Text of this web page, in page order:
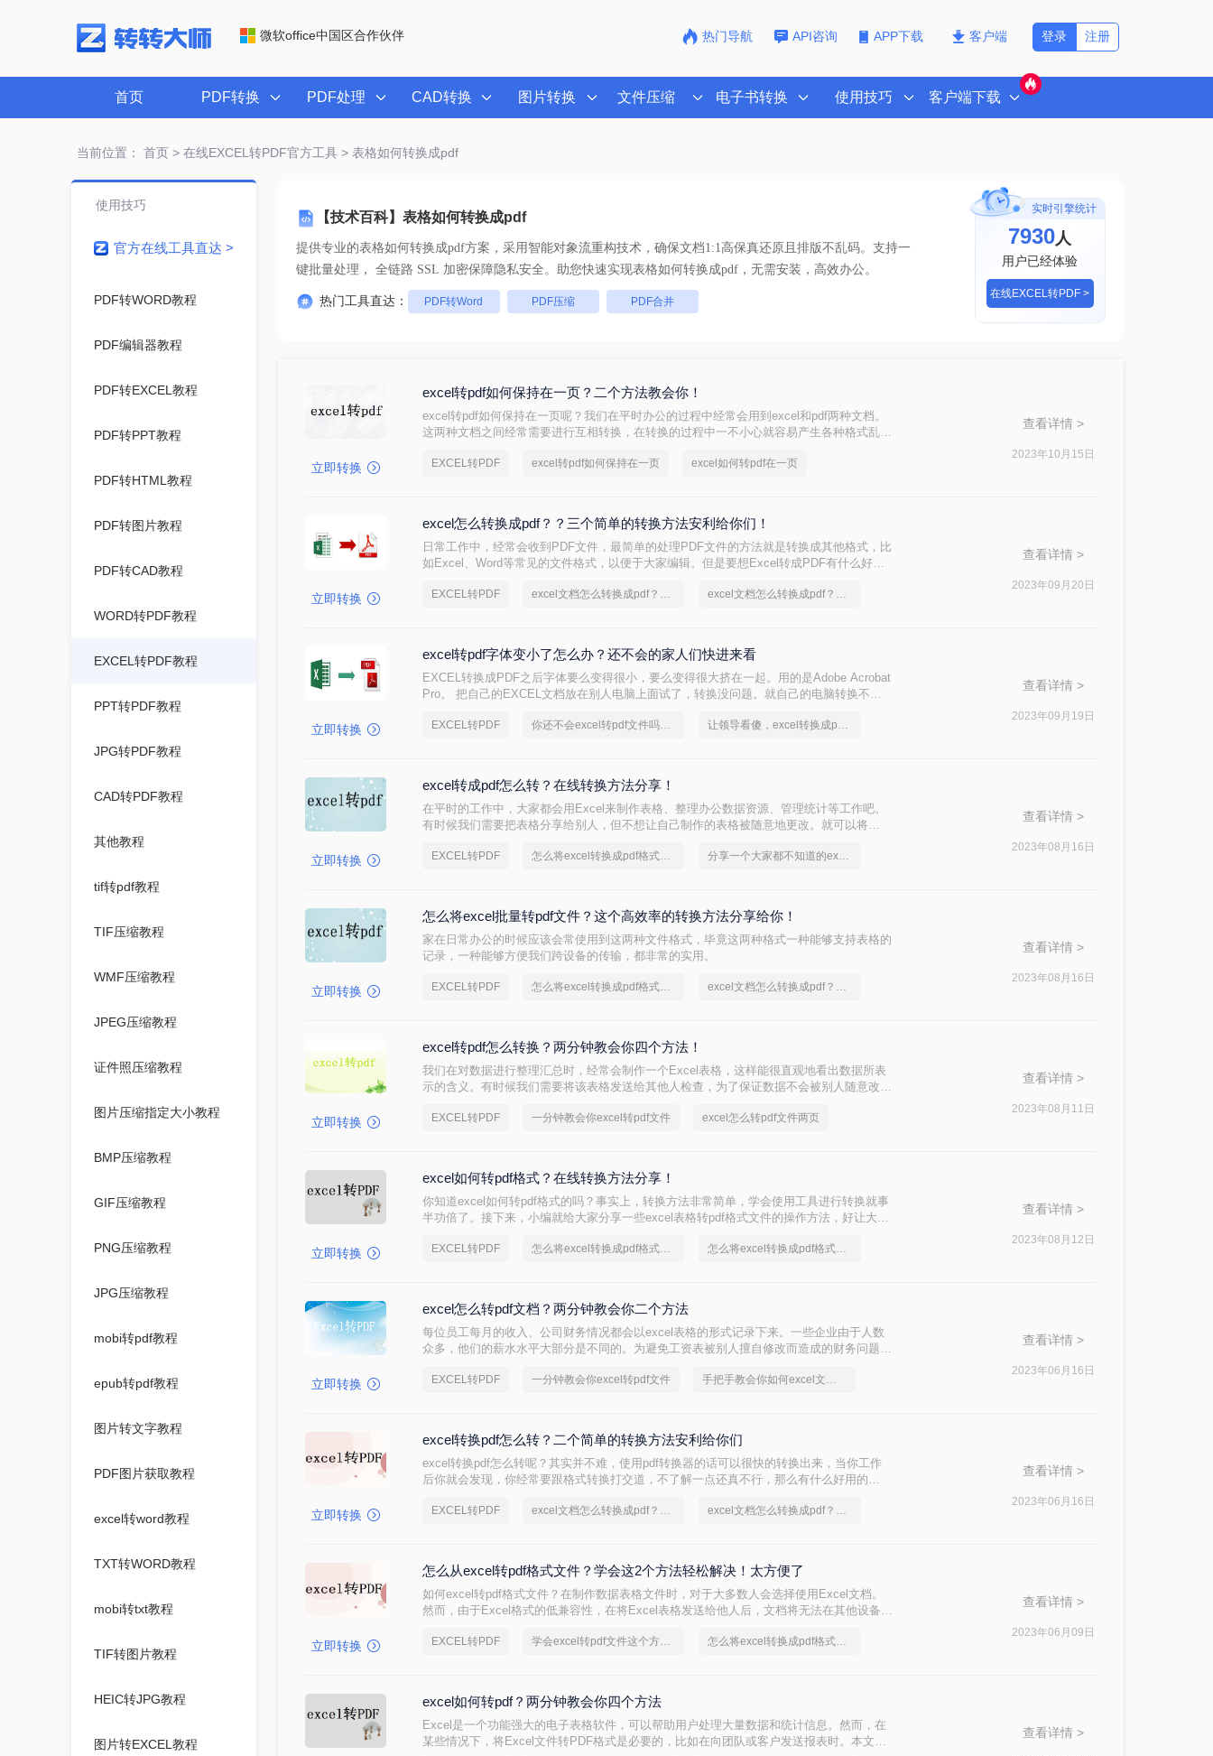
微软office中国区合作伙伴 热门导航 API咨询 APP下载 客户端 注册
登录
首页 PDF转换 PDF处理 CAD转换 图片转换 文件压缩 电子书转换 使用技巧 客户端下载
当前位置： 首页> 在线EXCEL转PDF官方工具> 表格如何转换成pdf
【技术百科】表格如何转换成pdf
提供专业的表格如何转换成pdf方案，采用智能对象流重构技术，确保文档1:1高保真还原且排版不乱码。支持一
键批量处理， 全链路 SSL 加密保障隐私安全。助您快速实现表格如何转换成pdf，无需安装，高效办公。
热门工具直达： PDF转Word PDF压缩 PDF合并
实时引擎统计
7930人
用户已经体验
在线EXCEL转PDF >
使用技巧
官方在线工具直达 >
PDF转WORD教程
PDF编辑器教程
PDF转EXCEL教程
PDF转PPT教程
PDF转HTML教程
PDF转图片教程
PDF转CAD教程
WORD转PDF教程
EXCEL转PDF教程
PPT转PDF教程
JPG转PDF教程
CAD转PDF教程
其他教程
tif转pdf教程
TIF压缩教程
WMF压缩教程
JPEG压缩教程
证件照压缩教程
图片压缩指定大小教程
BMP压缩教程
GIF压缩教程
PNG压缩教程
JPG压缩教程
mobi转pdf教程
epub转pdf教程
图片转文字教程
PDF图片获取教程
excel转word教程
TXT转WORD教程
mobi转txt教程
TIF转图片教程
HEIC转JPG教程
图片转EXCEL教程
立即转换
excel转pdf如何保持在一页？二个方法教会你！
excel转pdf如何保持在一页呢？我们在平时办公的过程中经常会用到excel和pdf两种文档。
这两种文档之间经常需要进行互相转换，在转换的过程中一不小心就容易产生各种格式乱
十分重要，今天就为大家整理了二种excel转pdf不分页的方法。一起来看一下吧。
EXCEL转PDF excel转pdf如何保持在一页 excel如何转pdf在一页
查看详情 >
2023年10月15日
立即转换
excel怎么转换成pdf？？三个简单的转换方法安利给你们！
日常工作中，经常会收到PDF文件，最简单的处理PDF文件的方法就是转换成其他格式，比
如Excel、Word等常见的文件格式，以便于大家编辑。但是要想Excel转成PDF有什么好方
EXCEL转PDF excel文档怎么转换成pdf？简单易学的方法 excel文档怎么转换成pdf？简单高效的恢复方法
查看详情 >
2023年09月20日
立即转换
excel转pdf字体变小了怎么办？还不会的家人们快进来看
EXCEL转换成PDF之后字体要么变得很小，要么变得很大挤在一起。用的是Adobe Acrobat
Pro。 把自己的EXCEL文档放在别人电脑上面试了，转换没问题。就自己的电脑转换不
题，今天突然就变成这样子了。EXCEL预览时字体没问题，只是彩色部分变成了黑白。求
EXCEL转PDF 你还不会excel转pdf文件吗？快来学习 让领导看傻，excel转换成pdf原来这么快
查看详情 >
2023年09月19日
立即转换
excel转成pdf怎么转？在线转换方法分享！
在平时的工作中，大家都会用Excel来制作表格、整理办公数据资源、管理统计等工作吧。
有时候我们需要把表格分享给别人，但不想让自己制作的表格被随意地更改。就可以将
单的方法来分享给大家。
EXCEL转PDF 怎么将excel转换成pdf格式，分享一种简单的方法 分享一个大家都不知道的excel转pdf文件方法
查看详情 >
2023年08月16日
立即转换
怎么将excel批量转pdf文件？这个高效率的转换方法分享给你！
家在日常办公的时候应该会常使用到这两种文件格式，毕竟这两种格式一种能够支持表格的
记录，一种能够方便我们跨设备的传输，都非常的实用。
EXCEL转PDF 怎么将excel转换成pdf格式，分享一种简单的方法 excel文档怎么转换成pdf？简单高效的恢复方法
查看详情 >
2023年08月16日
立即转换
excel转pdf怎么转换？两分钟教会你四个方法！
我们在对数据进行整理汇总时，经常会制作一个Excel表格，这样能很直观地看出数据所表
示的含义。有时候我们需要将该表格发送给其他人检查，为了保证数据不会被别人随意改
么转换吗？不会操作的小伙伴快来收藏这篇文章学习啦！
EXCEL转PDF 一分钟教会你excel转pdf文件 excel怎么转pdf文件两页
查看详情 >
2023年08月11日
立即转换
excel如何转pdf格式？在线转换方法分享！
你知道excel如何转pdf格式的吗？事实上，转换方法非常简单，学会使用工具进行转换就事
半功倍了。接下来，小编就给大家分享一些excel表格转pdf格式文件的操作方法，好让大家
EXCEL转PDF 怎么将excel转换成pdf格式，分享一种简单的方法 怎么将excel转换成pdf格式，技巧分享
查看详情 >
2023年08月12日
立即转换
excel怎么转pdf文档？两分钟教会你二个方法
每位员工每月的收入、公司财务情况都会以excel表格的形式记录下来。一些企业由于人数
众多，他们的薪水水平大部分是不同的。为避免工资表被别人擅自修改而造成的财务问题，
法告诉大家。
EXCEL转PDF 一分钟教会你excel转pdf文件 手把手教会你如何excel文档转pdf
查看详情 >
2023年06月16日
立即转换
excel转换pdf怎么转？二个简单的转换方法安利给你们
excel转换pdf怎么转呢？其实并不难，使用pdf转换器的话可以很快的转换出来，当你工作
后你就会发现，你经常要跟格式转换打交道，不了解一点还真不行，那么有什么好用的
EXCEL转PDF excel文档怎么转换成pdf？简单易学的方法 excel文档怎么转换成pdf？简单高效的恢复方法
查看详情 >
2023年06月16日
立即转换
怎么从excel转pdf格式文件？学会这2个方法轻松解决！太方便了
如何excel转pdf格式文件？在制作数据表格文件时，对于大多数人会选择使用Excel文档。
然而，由于Excel格式的低兼容性，在将Excel表格发送给他人后，文档将无法在其他设备中
么从excel转pdf格式文件？让我们学习以下Excel转换PDF的方法！
EXCEL转PDF 学会excel转pdf文件这个方法，办公方便多了 怎么将excel转换成pdf格式，终于找到解决方法了
查看详情 >
2023年06月09日
excel如何转pdf？两分钟教会你四个方法
Excel是一个功能强大的电子表格软件，可以帮助用户处理大量数据和统计信息。然而，在
某些情况下，将Excel文件转PDF格式是必要的，比如在向团队或客户发送报表时。本文将
查看详情 >